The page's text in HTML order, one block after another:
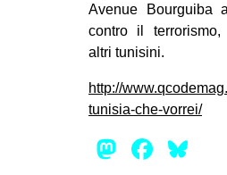
Avenue Bourguiba
contro il
altri tunisini.
http://
tunisia-che-vorrei/